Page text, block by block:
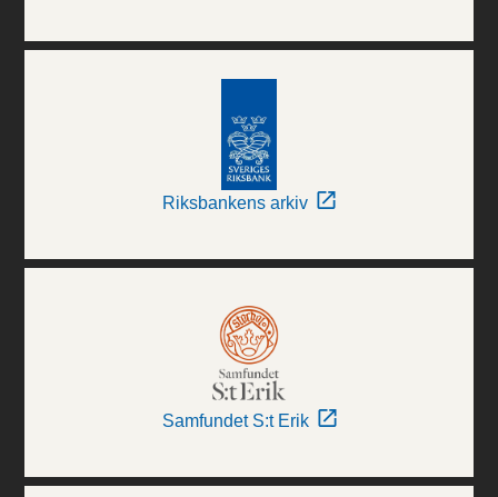
Riksbankens arkiv
Samfundet S:t Erik